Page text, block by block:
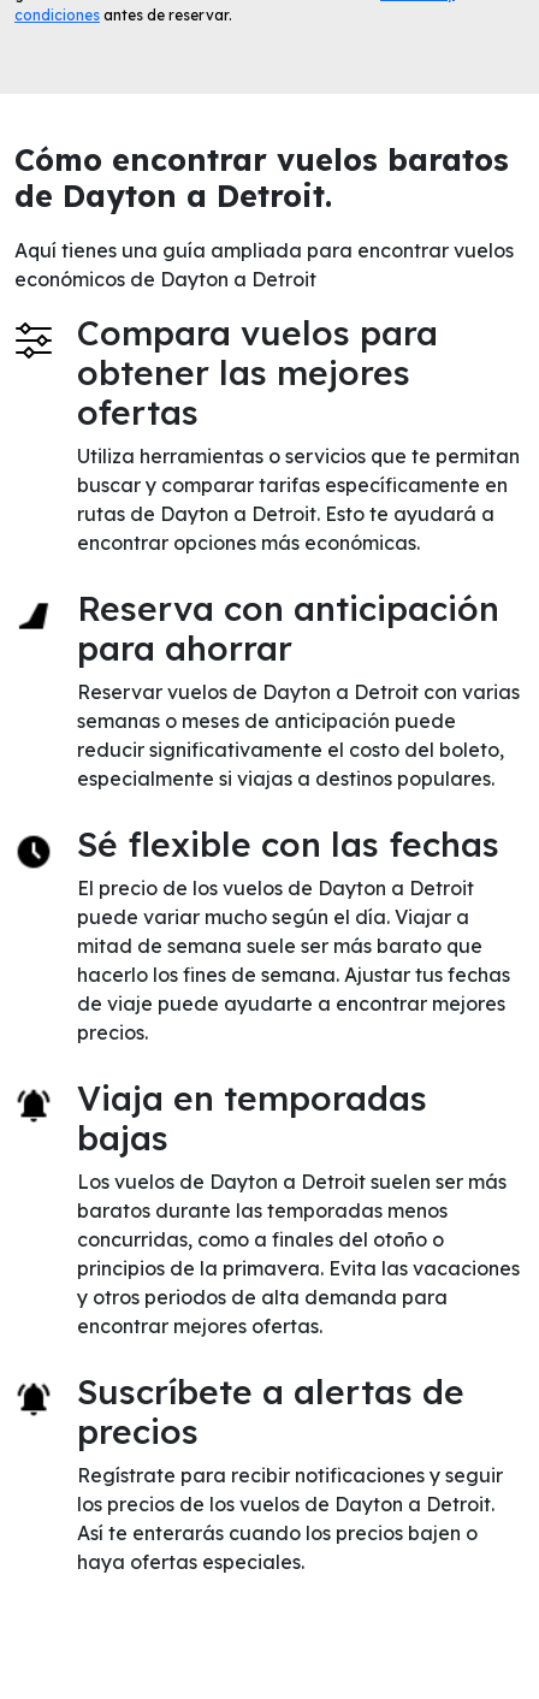
condiciones antes de reservar.
Cómo encontrar vuelos baratos
de Dayton a Detroit.
Aquí tienes una guía ampliada para encontrar vuelos
económicos de Dayton a Detroit
Compara vuelos para
obtener las mejores
ofertas
Utiliza herramientas o servicios que te permitan
buscar y comparar tarifas específicamente en
rutas de Dayton a Detroit. Esto te ayudará a
encontrar opciones más económicas.
Reserva con anticipación
para ahorrar
Reservar vuelos de Dayton a Detroit con varias
semanas o meses de anticipación puede
reducir significativamente el costo del boleto,
especialmente si viajas a destinos populares.
Sé flexible con las fechas
El precio de los vuelos de Dayton a Detroit
puede variar mucho según el día. Viajar a
mitad de semana suele ser más barato que
hacerlo los fines de semana. Ajustar tus fechas
de viaje puede ayudarte a encontrar mejores
precios.
Viaja en temporadas
bajas
Los vuelos de Dayton a Detroit suelen ser más
baratos durante las temporadas menos
concurridas, como a finales del otoño o
principios de la primavera. Evita las vacaciones
y otros periodos de alta demanda para
encontrar mejores ofertas.
Suscríbete a alertas de
precios
Regístrate para recibir notificaciones y seguir
los precios de los vuelos de Dayton a Detroit.
Así te enterarás cuando los precios bajen o
haya ofertas especiales.